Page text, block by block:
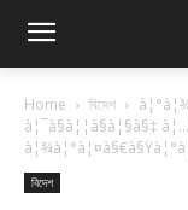
Home বিদেশ
à¦¯à§à¦¦à§à¦§à§‡
বিদেশ